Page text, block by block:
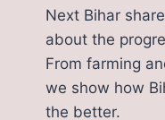
Next Bihar
about the
From farming
we show how
the better.